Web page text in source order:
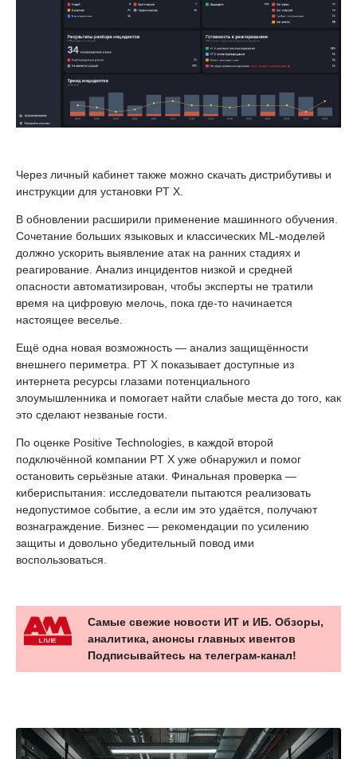
Через личный кабинет также можно скачать дистрибутивы и
инструкции для установки PT X.
В обновлении расширили применение машинного обучения.
Сочетание больших языковых и классических ML-моделей
должно ускорить выявление атак на ранних стадиях и
реагирование. Анализ инцидентов низкой и средней
опасности автоматизирован, чтобы эксперты не тратили
время на цифровую мелочь, пока где-то начинается
настоящее веселье.
Ещё одна новая возможность — анализ защищённости
внешнего периметра. PT X показывает доступные из
интернета ресурсы глазами потенциального
злоумышленника и помогает найти слабые места до того, как
это сделают незваные гости.
По оценке Positive Technologies, в каждой второй
подключённой компании PT X уже обнаружил и помог
остановить серьёзные атаки. Финальная проверка —
кибериспытания: исследователи пытаются реализовать
недопустимое событие, а если им это удаётся, получают
вознаграждение. Бизнес — рекомендации по усилению
защиты и довольно убедительный повод ими
воспользоваться.
Самые свежие новости ИТ и ИБ. Обзоры,
аналитика, анонсы главных ивентов
Подписывайтесь на телеграм-канал!